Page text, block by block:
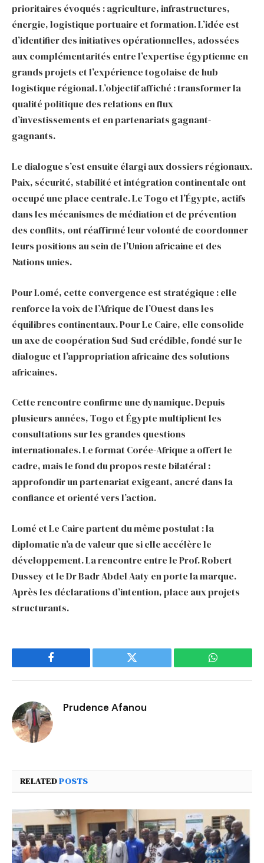
prioritaires évoqués : agriculture, infrastructures,
énergie, logistique portuaire et formation. L’idée est
d’identifier des initiatives opérationnelles, adossées
aux complémentarités entre l’expertise égyptienne en
grands projets et l’expérience togolaise de hub
logistique régional. L’objectif affiché : transformer la
qualité politique des relations en flux
d’investissements et en partenariats gagnant-
gagnants.
Le dialogue s’est ensuite élargi aux dossiers régionaux.
Paix, sécurité, stabilité et intégration continentale ont
occupé une place centrale. Le Togo et l’Égypte, actifs
dans les mécanismes de médiation et de prévention
des conflits, ont réaffirmé leur volonté de coordonner
leurs positions au sein de l’Union africaine et des
Nations unies.
Pour Lomé, cette convergence est stratégique : elle
renforce la voix de l’Afrique de l’Ouest dans les
équilibres continentaux. Pour Le Caire, elle consolide
un axe de coopération Sud-Sud crédible, fondé sur le
dialogue et l’appropriation africaine des solutions
africaines.
Cette rencontre confirme une dynamique. Depuis
plusieurs années, Togo et Égypte multiplient les
consultations sur les grandes questions
internationales. Le format Corée-Afrique a offert le
cadre, mais le fond du propos reste bilatéral :
approfondir un partenariat exigeant, ancré dans la
confiance et orienté vers l’action.
Lomé et Le Caire partent du même postulat : la
diplomatie n’a de valeur que si elle accélère le
développement. La rencontre entre le Prof. Robert
Dussey et le Dr Badr Abdel Aaty en porte la marque.
Après les déclarations d’intention, place aux projets
structurants.
Facebook Twitter WhatsApp
Prudence Afanou
RELATEDPOSTS